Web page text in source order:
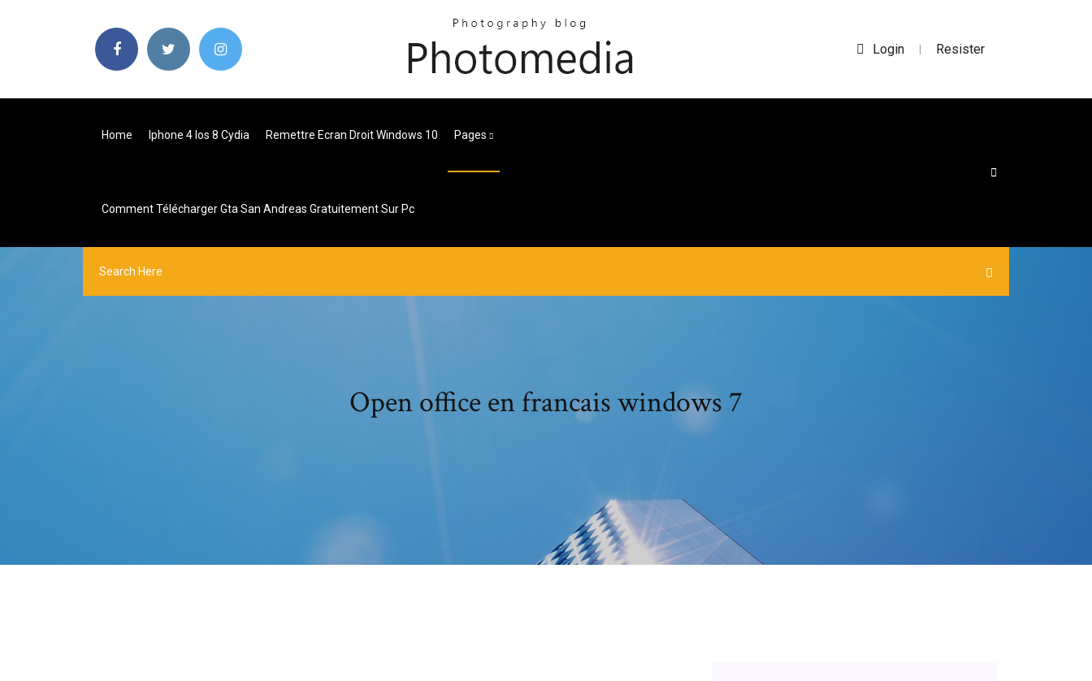
Login | Resister
Home Iphone 4 Ios 8 Cydia Remettre Ecran Droit Windows 10 Pages
Comment Télécharger Gta San Andreas Gratuitement Sur Pc
Open office en francais windows 7